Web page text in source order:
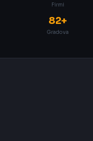
Firmi
82+
Gradova